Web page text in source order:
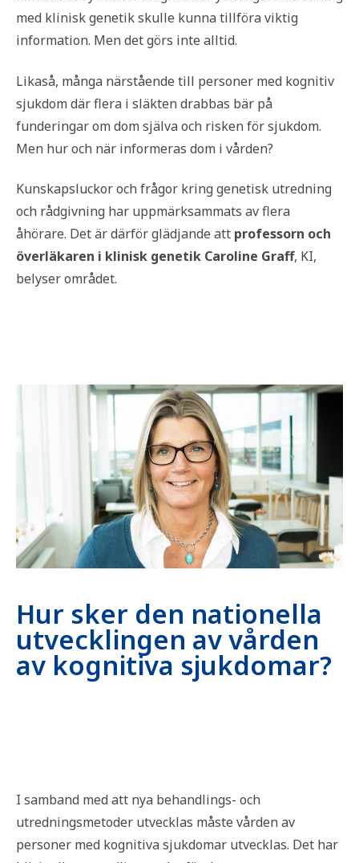
med klinisk genetik skulle kunna tillföra viktig
information. Men det görs inte alltid.
Likaså, många närstående till personer med kognitiv
sjukdom där flera i släkten drabbas bär på
funderingar om dom själva och risken för sjukdom.
Men hur och när informeras dom i vården?
Kunskapsluckor och frågor kring genetisk utredning
och rådgivning har uppmärksammats av flera
åhörare. Det är därför glädjande att professorn och
överläkaren i klinisk genetik Caroline Graff, KI,
belyser området.
Hur sker den nationella
utvecklingen av vården
av kognitiva sjukdomar?
I samband med att nya behandlings- och
utredningsmetoder utvecklas måste vården av
personer med kognitiva sjukdomar utvecklas. Det har